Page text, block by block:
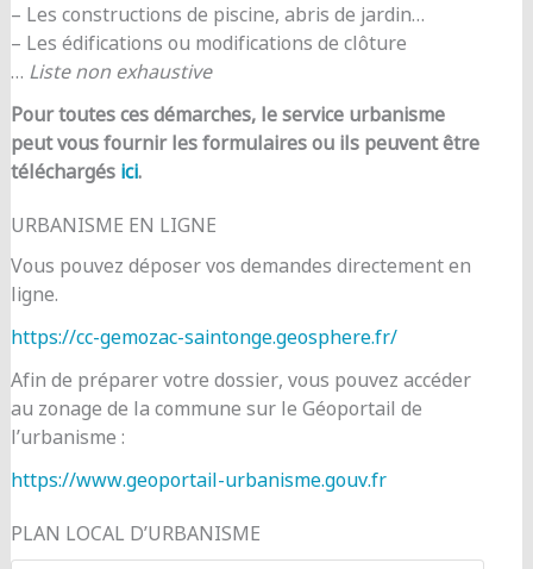
– Les constructions de piscine, abris de jardin…
– Les édifications ou modifications de clôture
… Liste non exhaustive
Pour toutes ces démarches, le service urbanisme
peut vous fournir les formulaires ou ils peuvent être
téléchargés ici.
URBANISME EN LIGNE
Vous pouvez déposer vos demandes directement en
ligne.
https://cc-gemozac-saintonge.geosphere.fr/
Afin de préparer votre dossier, vous pouvez accéder
au zonage de la commune sur le Géoportail de
l’urbanisme :
https://www.geoportail-urbanisme.gouv.fr
PLAN LOCAL D’URBANISME